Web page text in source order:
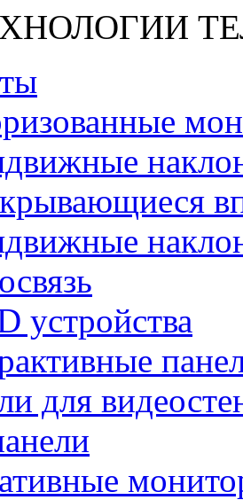
устройства
для